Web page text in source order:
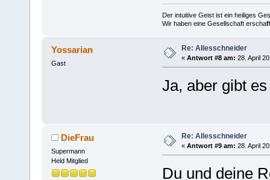
Der intuitive Geist ist ein heiliges
Wir haben eine Gesellschaft erschaf
Yossarian
Gast
Re: Allesschneider
« Antwort #8 am: 28. April
Ja, aber gibt
DieFrau
Supermann
Held Mitglied
Re: Allesschneider
« Antwort #9 am: 28. April
Du und deine